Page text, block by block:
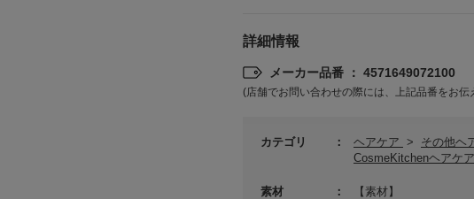
詳細情報
メーカー品番 ： 4571649072100
(店舗でお問い合わせの際には、上記品番をお伝
カテゴリ ヘアケア >
その他ヘ
CosmeKitchenヘアケア
素材
【素材】